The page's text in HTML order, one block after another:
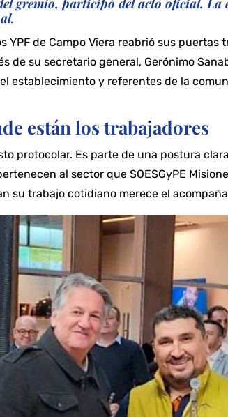
YPF de Campo Viera reabrió sus
de su secretario general, Gerónimo
establecimiento y referentes de la
están los trabajadores
protocolar. Es parte de una postura
al sector que SOESGyPE
su trabajo cotidiano merece el